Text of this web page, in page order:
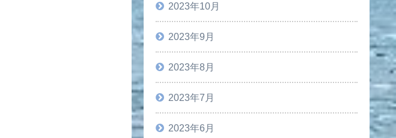
2023年10月
2023年9月
2023年8月
2023年7月
2023年6月